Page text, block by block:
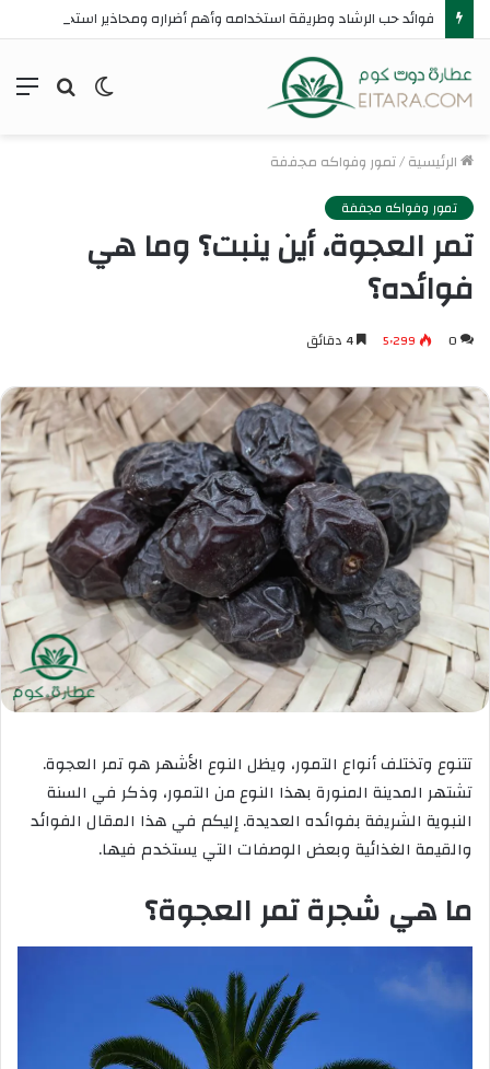
بحث الوضع
الرئيسية/تمور وفواكه مجففة
تمور وفواكه مجففة
تمر العجوة، أين ينبت؟ وما هي
فوائده؟
0 5٬299
تتنوع وتختلف أنواع التمور، ويظل النوع الأشهر هو تمر العجوة.
تشتهر المدينة المنورة بهذا النوع من التمور، وذكر في السنة
النبوية الشريفة بفوائده العديدة. إليكم في هذا المقال الفوائد
والقيمة الغذائية وبعض الوصفات التي يستخدم فيها.
ما هي شجرة تمر العجوة؟